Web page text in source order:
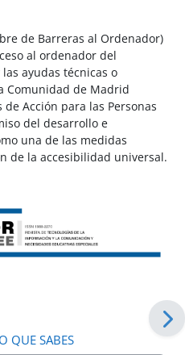
de Barreras al Ordenador)
al ordenador del
ayudas técnicas o
Comunidad de Madrid
Acción para las Personas
del desarrollo e
una de las medidas
de la accesibilidad universal.
QUE SABES